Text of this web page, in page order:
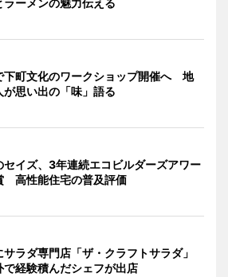
ラーメンの魅力伝える
下町文化のワークショップ開催へ 地
が思い出の「味」語る
セイズ、3年連続エコビルダーズアワー
高性能住宅の普及評価
サラダ専門店「ザ・クラフトサラダ」
経験積んだシェフが出店